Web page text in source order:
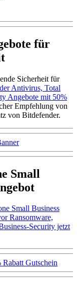
für
Sicherheit für
Antivirus, Total
Angebote mit 50%
Empfehlung von
von Bitdefender.
Small
Small Business
Ransomware,
Security jetzt